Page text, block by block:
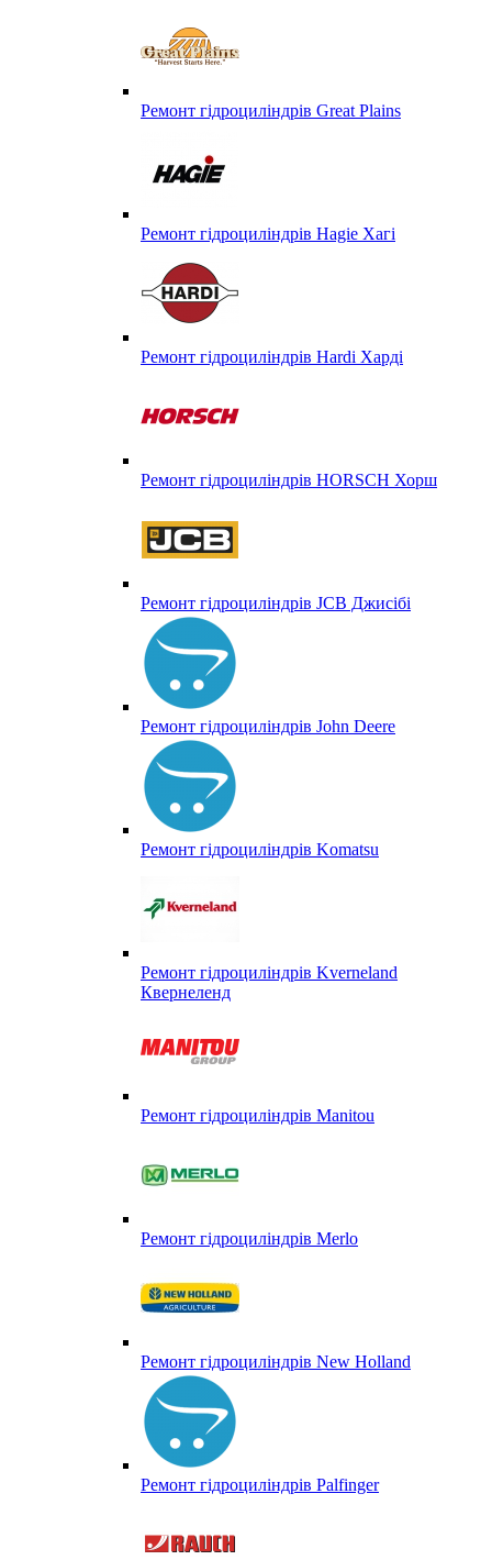
Ремонт гідроциліндрів Great Plains
Ремонт гідроциліндрів Hagie Хагі
Ремонт гідроциліндрів Hardi Харді
Ремонт гідроциліндрів HORSCH Хорш
Ремонт гідроциліндрів JCB Джисібі
Ремонт гідроциліндрів John Deere
Ремонт гідроциліндрів Komatsu
Ремонт гідроциліндрів Kverneland
Квернеленд
Ремонт гідроциліндрів Manitou
Ремонт гідроциліндрів Merlo
Ремонт гідроциліндрів New Holland
Ремонт гідроциліндрів Palfinger